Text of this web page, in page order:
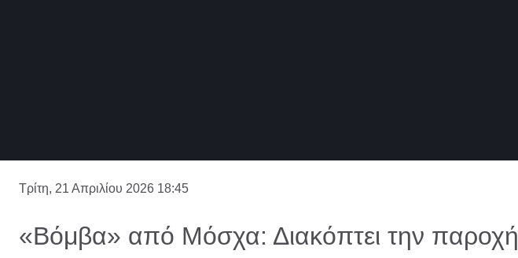
Τρίτη, 21 Απριλίου 2026 18:45
«Βόμβα» από Μόσχα: Διακόπτει την παροχή